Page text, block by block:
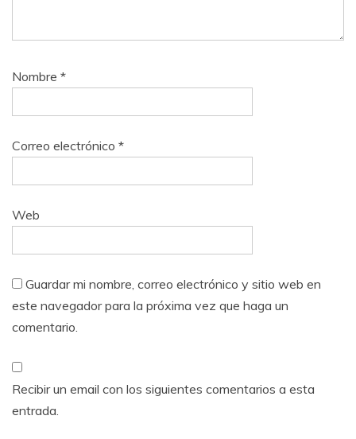
Nombre *
Correo electrónico *
Web
Guardar mi nombre, correo electrónico y sitio web en
este navegador para la próxima vez que haga un
comentario.
Recibir un email con los siguientes comentarios a esta
entrada.